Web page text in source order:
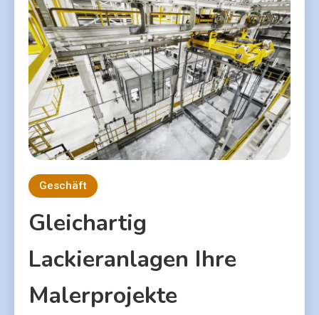
Geschäft
Gleichartig
Lackieranlagen Ihre
Malerprojekte